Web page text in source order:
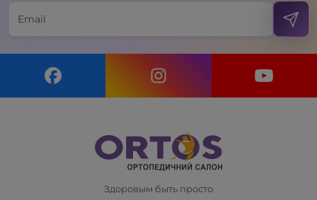
Здоровым быть просто